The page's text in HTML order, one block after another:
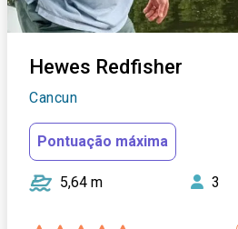
Hewes Redfisher
Cancun
Pontuação máxima
5,64 m 3